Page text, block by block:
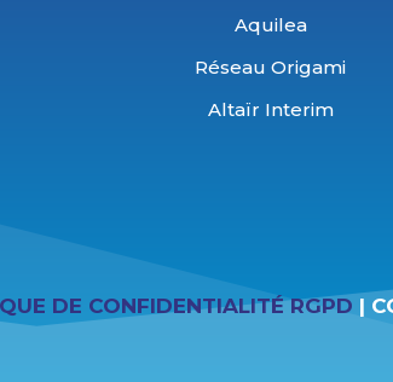
Aquilea
Réseau Origami
Altaïr Interim
DE CONFIDENTIALITÉ RGPD |